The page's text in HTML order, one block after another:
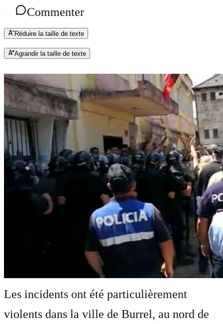
Commenter
Réduire la taille de texte
Agrandir la taille de texte
Les incidents ont été particulièrement
violents dans la ville de Burrel, au nord de